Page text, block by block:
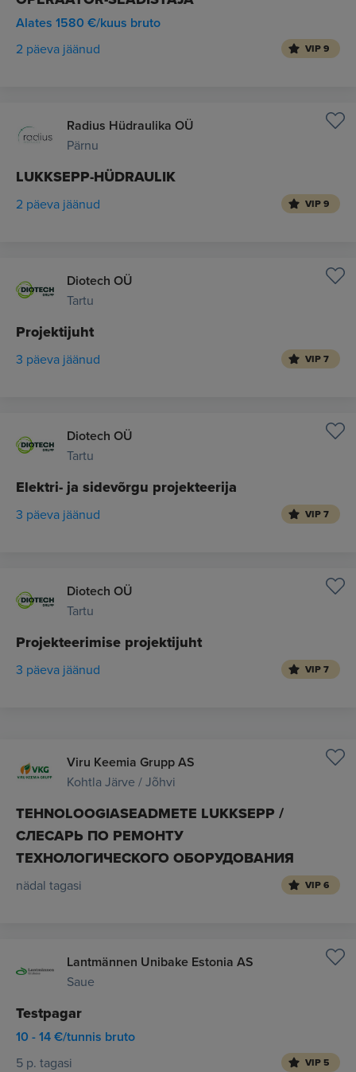
Alates 1580 €/kuus bruto
2 päeva jäänud VIP 9
Radius Hüdraulika OÜ
Pärnu
LUKKSEPP-HÜDRAULIK
2 päeva jäänud VIP 9
Diotech OÜ
Tartu
Projektijuht
3 päeva jäänud VIP 7
Diotech OÜ
Tartu
Elektri- ja sidevõrgu projekteerija
3 päeva jäänud VIP 7
Diotech OÜ
Tartu
Projekteerimise projektijuht
3 päeva jäänud VIP 7
Viru Keemia Grupp AS
Kohtla Järve / Jõhvi
TEHNOLOOGIASEADMETE LUKKSEPP /
СЛЕСАРЬ ПО РЕМОНТУ
ТЕХНОЛОГИЧЕСКОГО ОБОРУДОВАНИЯ
nädal tagasi VIP 6
Lantmännen Unibake Estonia AS
Saue
Testpagar
10 - 14 €/tunnis bruto
5 p. tagasi VIP 5